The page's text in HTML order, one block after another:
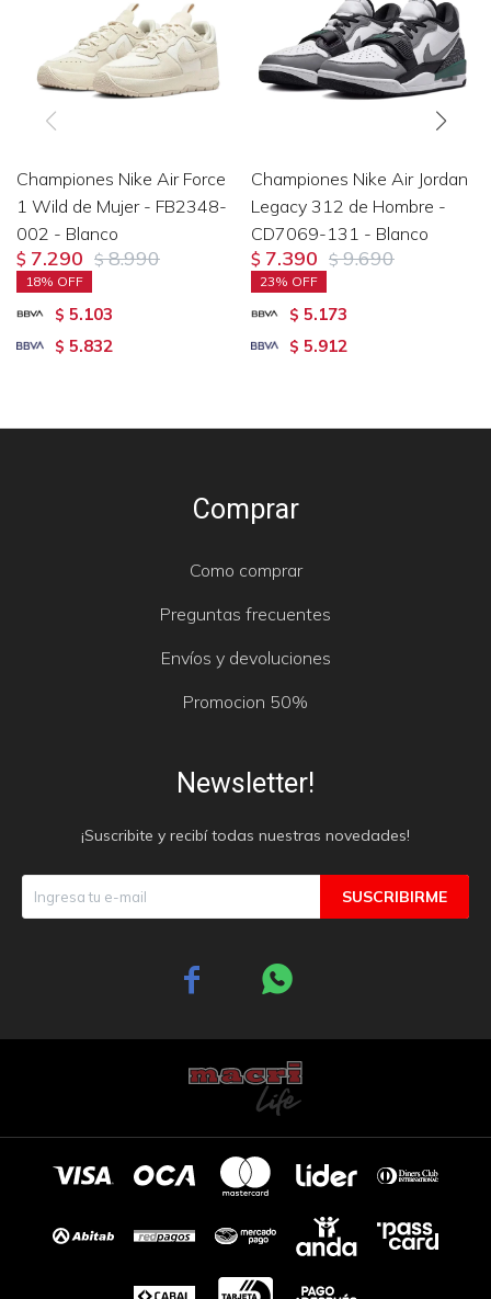
Championes Nike Air Force
1 Wild de Mujer - FB2348-
002 - Blanco
$ 7.290 $ 8.990
18
$ 5.103
$ 5.832
Championes Nike Air Jordan
Legacy 312 de Hombre -
CD7069-131 - Blanco
$ 7.390 $ 9.690
23
$ 5.173
$ 5.912
Comprar
Como comprar
Preguntas frecuentes
Envíos y devoluciones
Promocion 50%
Newsletter!
¡Suscribite y recibí todas nuestras novedades!
SUSCRIBIRME
 